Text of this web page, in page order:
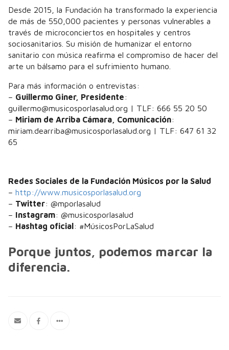
Desde 2015, la Fundación ha transformado la experiencia
de más de 550,000 pacientes y personas vulnerables a
través de microconciertos en hospitales y centros
sociosanitarios. Su misión de humanizar el entorno
sanitario con música reafirma el compromiso de hacer del
arte un bálsamo para el sufrimiento humano.
Para más información o entrevistas:
– Guillermo Giner, Presidente:
guillermo@musicosporlasalud.org | TLF: 666 55 20 50
– Miriam de Arriba Cámara, Comunicación:
miriam.dearriba@musicosporlasalud.org | TLF: 647 61 32
65
Redes Sociales de la Fundación Músicos por la Salud
– http://www.musicosporlasalud.org
– Twitter: @mporlasalud
– Instagram: @musicosporlasalud
– Hashtag oficial: #MúsicosPorLaSalud
Porque juntos, podemos marcar la
diferencia.